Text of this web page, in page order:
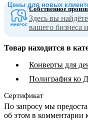
Цены для новых
Собственное
Здесь вы
вашего бизнеса
Товар находится в
Конверты для
Полиграфия ко
Сертификат
По запросу мы
об этом в комментарии